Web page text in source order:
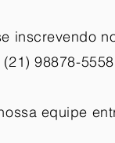
inscrevendo
98878-
equipe